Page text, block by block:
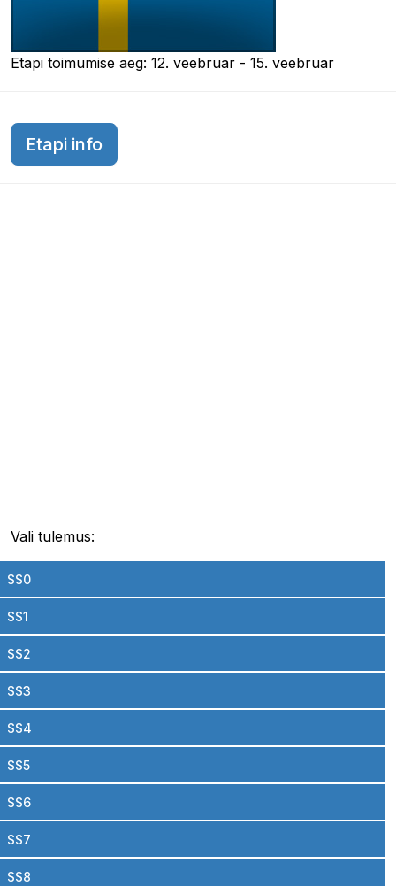
Etapi toimumise aeg: 12. veebruar - 15. veebruar
Etapi info
Vali tulemus:
SS0
SS1
SS2
SS3
SS4
SS5
SS6
SS7
SS8